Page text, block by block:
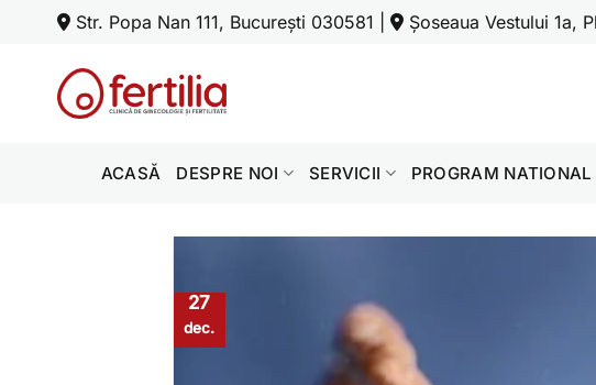
Str. Popa Nan 111, București 030581 Șoseaua Vestului 1a,
ACASĂ DESPRE NOI SERVICII PROGRAM
27
dec.